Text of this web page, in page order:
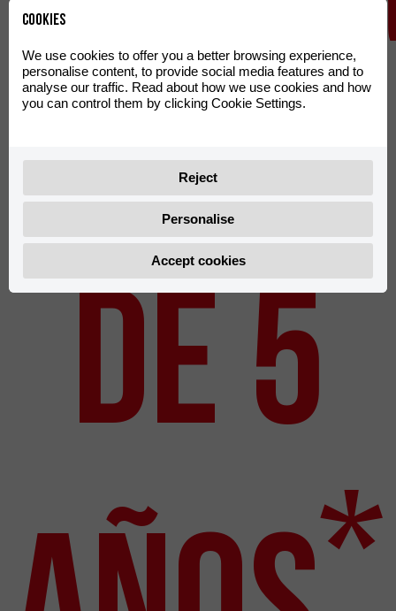
RIEJU
DE 5
*
Cookies
We use cookies to offer you a better browsing experience,
personalise content, to provide social media features and to
analyse our traffic. Read about how we use cookies and how
you can control them by clicking Cookie Settings.
Reject
Personalise
Accept cookies